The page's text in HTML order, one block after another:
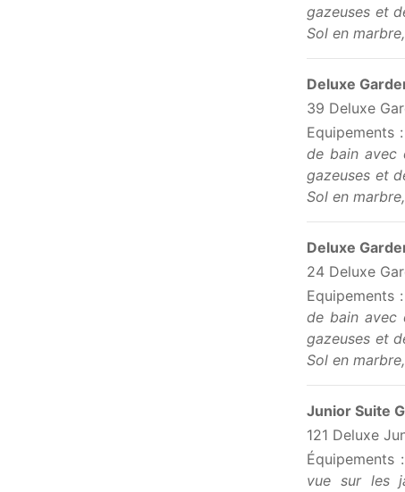
gazeuses et
Sol en
Deluxe
39 Deluxe
Equipements :
de bain avec
gazeuses et
Sol en
Deluxe
24 Deluxe
Equipements :
de bain avec
gazeuses et
Sol en
Junior Suite
121 Deluxe
Équipements :
vue sur les